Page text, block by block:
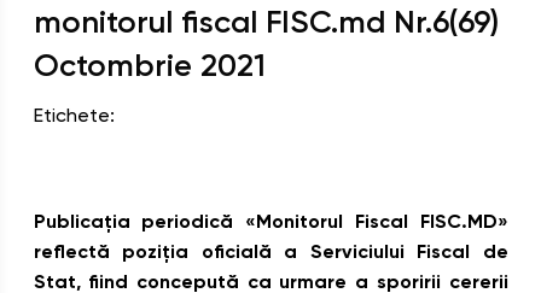
monitorul fiscal FISC.md Nr.6(69)
Octombrie 2021
Etichete:
Publicaţia periodică «Monitorul Fiscal FISC.MD»
reflectă poziţia oficială a Serviciului Fiscal de
Stat, fiind concepută ca urmare a sporirii cererii